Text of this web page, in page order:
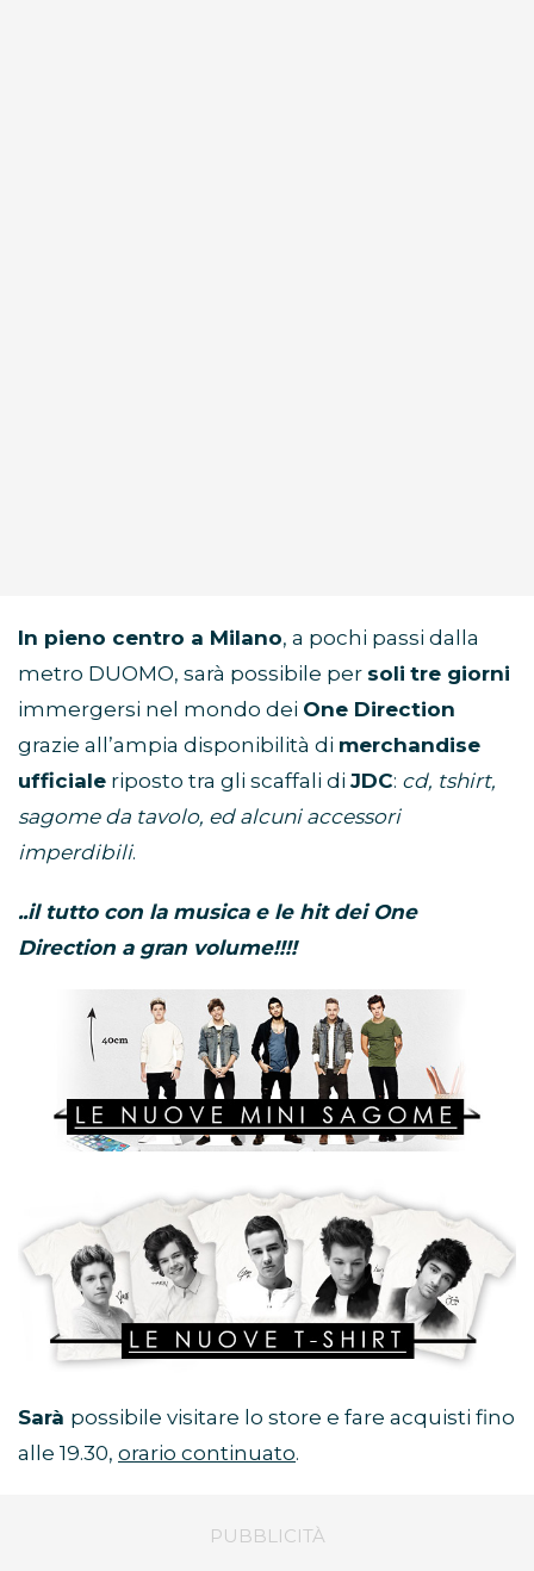
In pieno centro a Milano, a pochi passi dalla
metro DUOMO, sarà possibile per soli tre giorni
immergersi nel mondo dei One Direction
grazie all’ampia disponibilità di merchandise
ufficiale riposto tra gli scaffali di JDC: cd, tshirt,
sagome da tavolo, ed alcuni accessori
imperdibili.
..il tutto con la musica e le hit dei One
Direction a gran volume!!!!
Sarà possibile visitare lo store e fare acquisti fino
alle 19.30, orario continuato.